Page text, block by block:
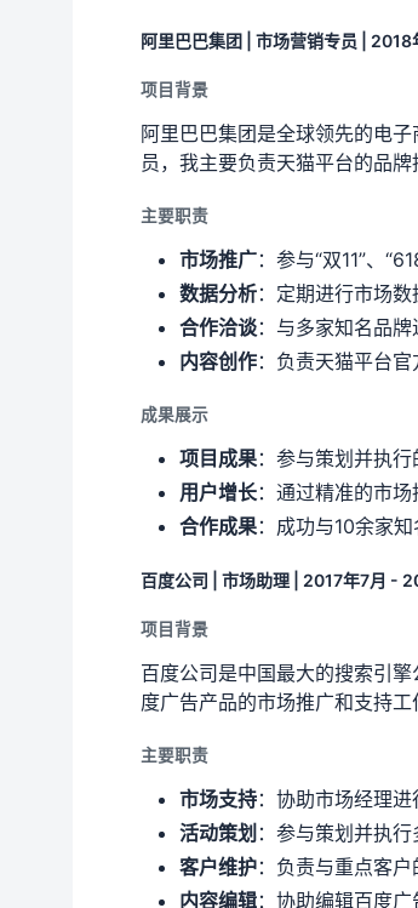
阿里巴巴集团 | 市场营销专员 |
项目背景
阿里巴巴集团是全球领先的电
员，我主要负责天猫平台的品牌
主要职责
市场推广：参与“双11”、
数据分析：定期进行市场
合作洽谈：与多家知名品
内容创作：负责天猫平台
成果展示
项目成果：参与策划并执行
用户增长：通过精准的市
合作成果：成功与10余家
百度公司 | 市场助理 | 2017年7月 -
项目背景
百度公司是中国最大的搜索引
度广告产品的市场推广和支持工
主要职责
市场支持：协助市场经理
活动策划 ：参与策划并执
客户维护：负责与重点客户
内容编辑：协助编辑百度广